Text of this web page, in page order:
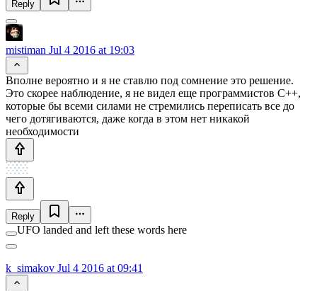
Reply
mistiman Jul 4 2016 at 19:03
Вполне вероятно и я не ставлю под сомнение это решение.
Это скорее наблюдение, я не видел еще программистов C++,
которые бы всеми силами не стремились переписать все до
чего дотягиваются, даже когда в этом нет никакой
необходимости
Reply
UFO landed and left these words here
k_simakov Jul 4 2016 at 09:41